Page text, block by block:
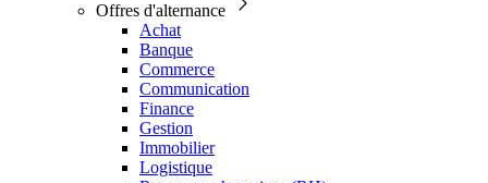
Offres d'alternance
Achat
Banque
Commerce
Communication
Finance
Gestion
Immobilier
Logistique